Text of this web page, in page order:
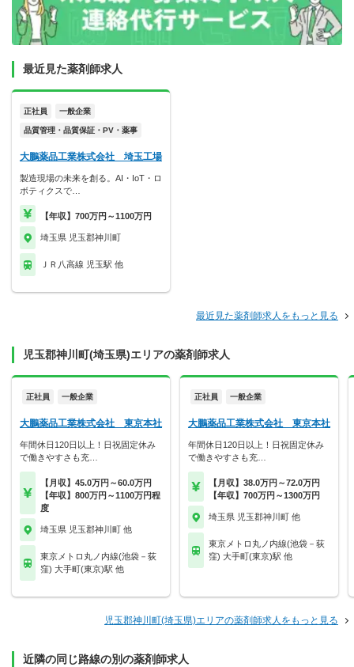
最近見た薬剤師求人
正社員 一般企業
品質管理・品質保証・PV・薬事
大鵬薬品工業株式会社 埼玉工場
製造現場の未来を創る。AI・IoT・ロ
ボティクスで…
【年収】700万円～1100万円
埼玉県 児玉郡神川町
ＪＲ八高線 児玉駅 他
最近見た薬剤師求人をもっと見る
児玉郡神川町(埼玉県)エリアの薬剤師求人
正社員 一般企業
大鵬薬品工業株式会社 東京本社
年間休日120日以上！日祝固定休み
で働きやすさも充…
【月収】45.0万円～60.0万円
【年収】800万円～1100万円程
度
埼玉県 児玉郡神川町 他
東京メトロ丸ノ内線(池袋－荻
窪) 大手町(東京)駅 他
正社員 一般企業
大鵬薬品工業株式会社 東京本社
年間休日120日以上！日祝固定休み
で働きやすさも充…
【月収】38.0万円～72.0万円
【年収】700万円～1300万円
埼玉県 児玉郡神川町 他
東京メトロ丸ノ内線(池袋－荻
窪) 大手町(東京)駅 他
児玉郡神川町(埼玉県)エリアの薬剤師求人をもっと見る
近隣の同じ路線の別の薬剤師求人